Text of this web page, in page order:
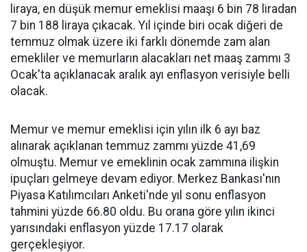
liraya, en düşük memur emeklisi maaşı 6 bin 78 liradan
7 bin 188 liraya çıkacak. Yıl içinde biri ocak diğeri de
temmuz olmak üzere iki farklı dönemde zam alan
emekliler ve memurların alacakları net maaş zammı 3
Ocak'ta açıklanacak aralık ayı enflasyon verisiyle belli
olacak.
Memur ve memur emeklisi için yılın ilk 6 ayı baz
alınarak açıklanan temmuz zammı yüzde 41,69
olmuştu. Memur ve emeklinin ocak zammına ilişkin
ipuçları gelmeye devam ediyor. Merkez Bankası'nın
Piyasa Katılımcıları Anketi'nde yıl sonu enflasyon
tahmini yüzde 66.80 oldu. Bu orana göre yılın ikinci
yarısındaki enflasyon yüzde 17.17 olarak
gerçekleşiyor.